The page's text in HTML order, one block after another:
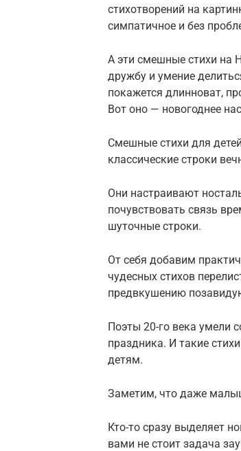
стихотворений на
симпатичное и без
А эти смешные стихи на
дружбу и умение
покажется длинноват,
Вот оно — новогоднее
Смешные стихи для
классические строки
Они настраивают
почувствовать связь
шуточные строки.
От себя добавим
чудесных стихов
предвкушению
Поэты 20-го века умели
праздника. И такие
детям.
Заметим, что даже
Кто-то сразу выделяет
вами не стоит задача